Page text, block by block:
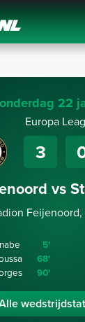
22
Europa
3
vs
Feijenoord,
5'
68'
90'